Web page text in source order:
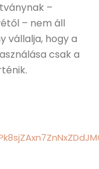
–
– nem áll
vállalja, hogy a
csak a